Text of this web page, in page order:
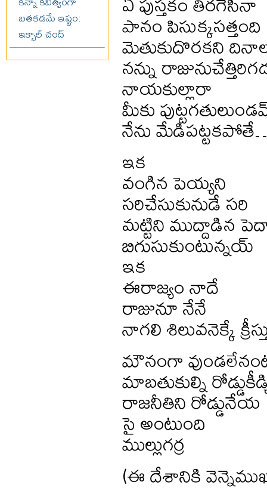
బతకడమే ఇష్టం:
ఇక్బాల్ చంద్
పానం పిసుక్కసత్తంది
మెతుకుదొరకని
నన్ను
నాయకుల్లారా
మీకు
నేను
ఇక
వంగిన పెయ్యని
సరిచేసుకునుడే సరి
మట్టిని ముద్దాడిన
బిగుసుకుంటున్నయ్
ఇక
ఈరాజ్యం నాదే
రాజునూ నేనే
నాగలి శిలువనెక్కే
మౌనంగా
మాబతుకుల్ని
రాజనీతిని రోడ్డునేయ
సై అంటుంది
ముల్లుగర్ర
(ఈ దేశానికి